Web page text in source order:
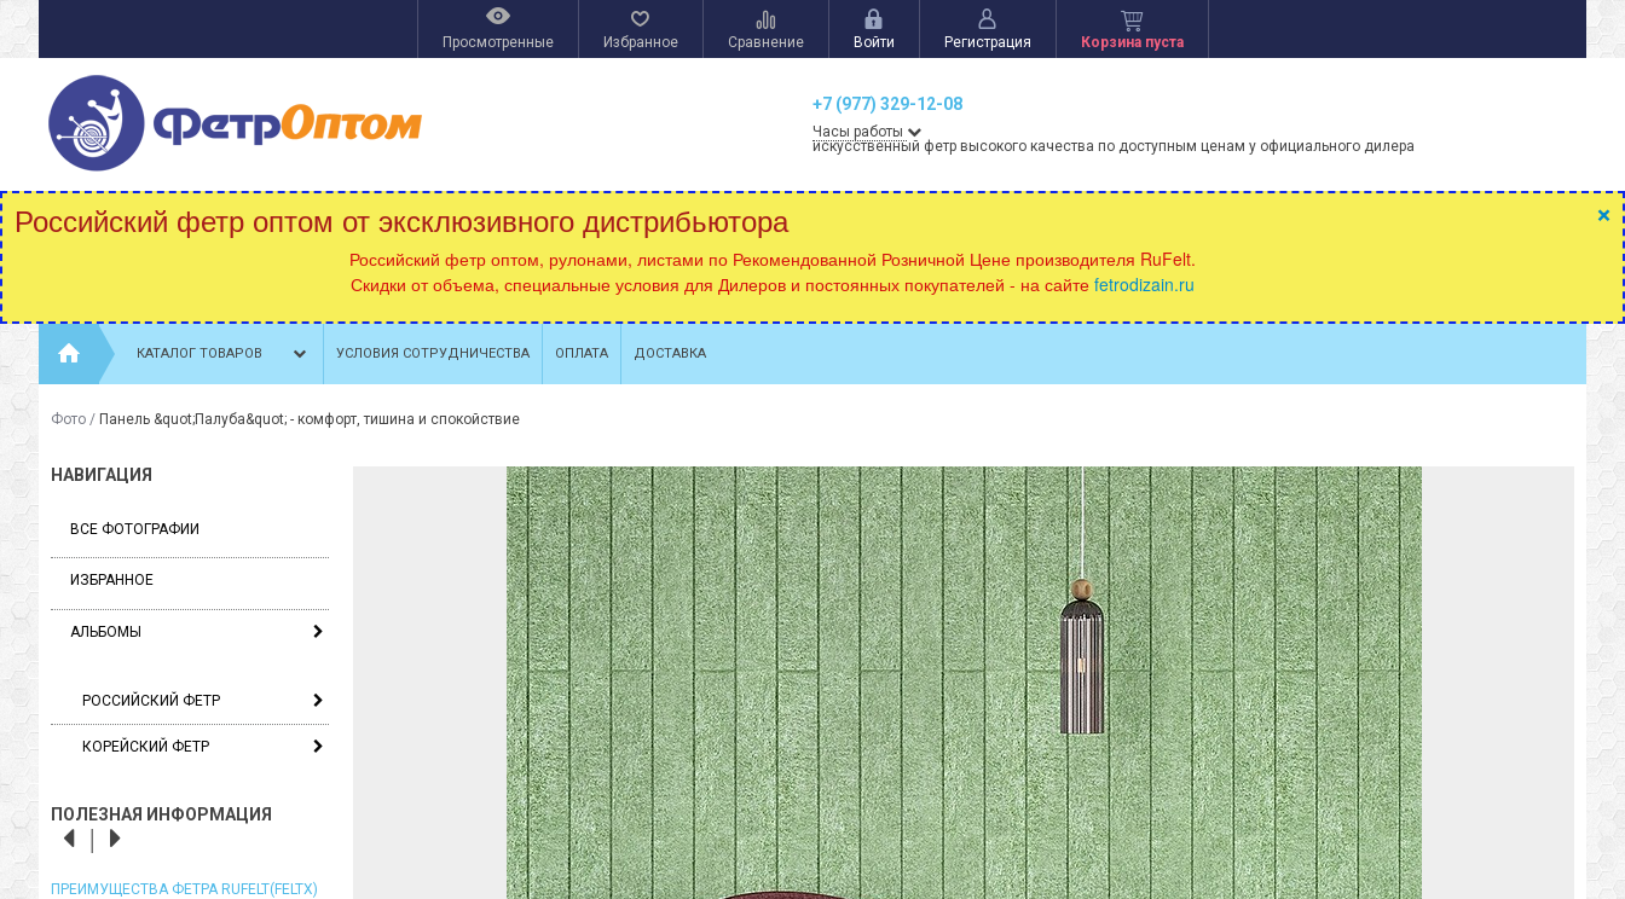
Просмотренные Избранное Сравнение Войти Регистрация Корзина пуста
+7 (977) 329-12-08
Часы работы
искусственный фетр высокого качества по доступным ценам у официального дилера
×
Российский фетр оптом от эксклюзивного дистрибьютора
Российский фетр оптом, рулонами, листами по Рекомендованной Розничной Цене производителя RuFelt.
Скидки от объема, специальные условия для Дилеров и постоянных покупателей - на сайте fetrodizain.ru
КАТАЛОГ ТОВАРОВ УСЛОВИЯ СОТРУДНИЧЕСТВА ОПЛАТА ДОСТАВКА
Фото / Панель &quot;Палуба&quot; - комфорт, тишина и спокойствие
НАВИГАЦИЯ
ВСЕ ФОТОГРАФИИ
ИЗБРАННОЕ
АЛЬБОМЫ
РОССИЙСКИЙ ФЕТР
КОРЕЙСКИЙ ФЕТР
ПОЛЕЗНАЯ ИНФОРМАЦИЯ
ПРЕИМУЩЕСТВА ФЕТРА RUFELT(FELTX)
МЕБЕЛЬНАЯ ТКАНЬ ВОЙЛОК (ФЕТР,
О ПРОИЗВОДИТЕЛЕ